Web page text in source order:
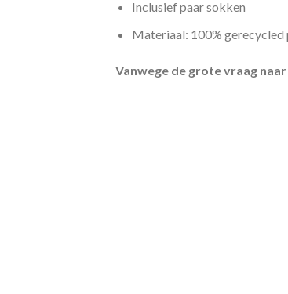
Inclusief paar sokken
Materiaal: 100% gerecycled
Vanwege de grote vraag